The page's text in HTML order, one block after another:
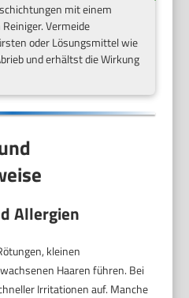
mit einem
Vermeide
oder Lösungsmittel wie
und erhältst die Wirkung
Allergien
kleinen
Haaren führen. Bei
Irritationen auf. Manche